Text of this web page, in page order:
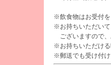
※飲食物はお受付を
※お持ちいただい
ございますので、
※お持ちいただけ
※郵送でも受け付け